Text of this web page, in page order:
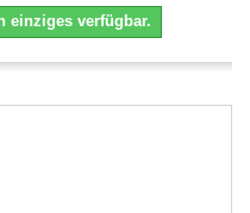
einziges verfügbar.